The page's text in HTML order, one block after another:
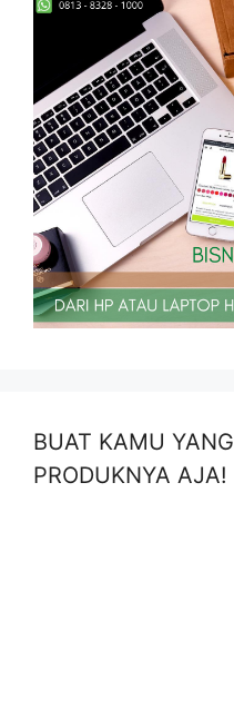
BUAT KAMU
PRODUKNYA AJA!